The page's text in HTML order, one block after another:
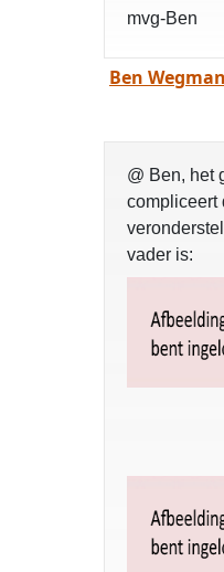
mvg-Ben
Ben Wegman
@ Ben, het
compliceert
vader is: